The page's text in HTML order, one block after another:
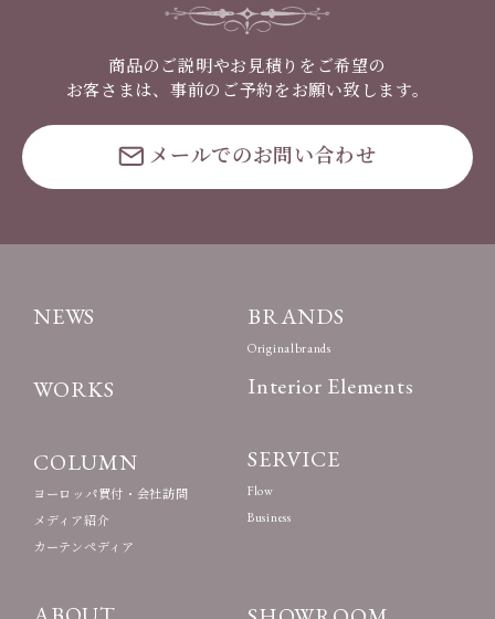
商品のご説明やお見積りをご希望の
お客さまは、事前のご予約をお願い致します。
メールでのお問い合わせ
NEWS
WORKS
COLUMN
ヨーロッパ買付・会社訪問
メディア紹介
カーテンペディア
BRANDS
Originalbrands
Interior Elements
SERVICE
Flow
Business